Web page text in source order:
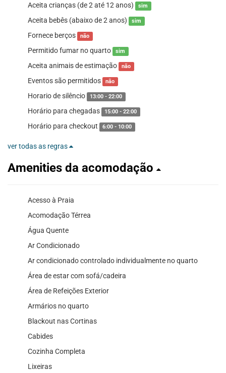
Aceita crianças (de 2 até 12 anos) sim
Aceita bebês (abaixo de 2 anos) sim
Fornece berços não
Permitido fumar no quarto sim
Aceita animais de estimação não
Eventos são permitidos não
Horario de silêncio 13:00 - 22:00
Horário para chegadas 15:00 - 22:00
Horário para checkout 6:00 - 10:00
ver todas as regras
Amenities da acomodação
Acesso à Praia
Acomodação Térrea
Água Quente
Ar Condicionado
Ar condicionado controlado individualmente no quarto
Área de estar com sofá/cadeira
Área de Refeições Exterior
Armários no quarto
Blackout nas Cortinas
Cabides
Cozinha Completa
Lixeiras